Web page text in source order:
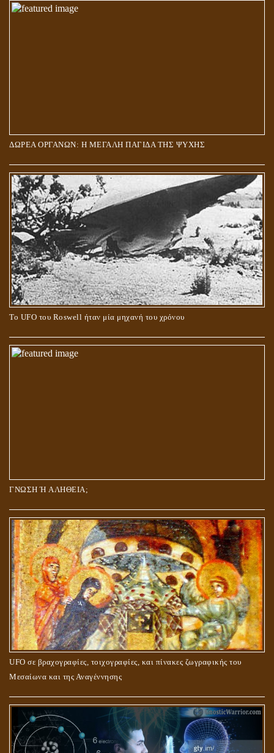
ΔΩΡΕΑ ΟΡΓΑΝΩΝ: Η ΜΕΓΑΛΗ ΠΑΓΙΔΑ ΤΗΣ ΨΥΧΗΣ
Το UFO του Roswell ήταν μία μηχανή του χρόνου
ΓΝΩΣΗ Ή ΑΛΗΘΕΙΑ;
UFO σε βραχογραφίες, τοιχογραφίες, και πίνακες ζωγραφικής του
Μεσαίωνα και της Αναγέννησης